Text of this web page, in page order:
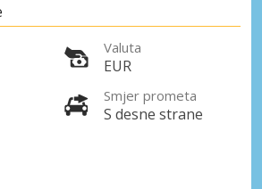
ponudama naših
Valuta
EUR
Smjer prometa
S desne strane